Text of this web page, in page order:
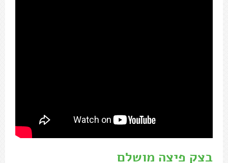
בצק פיצה מושלם